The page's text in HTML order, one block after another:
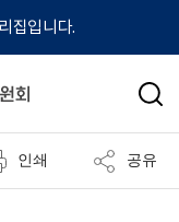
집입니다.
검
인쇄 공유